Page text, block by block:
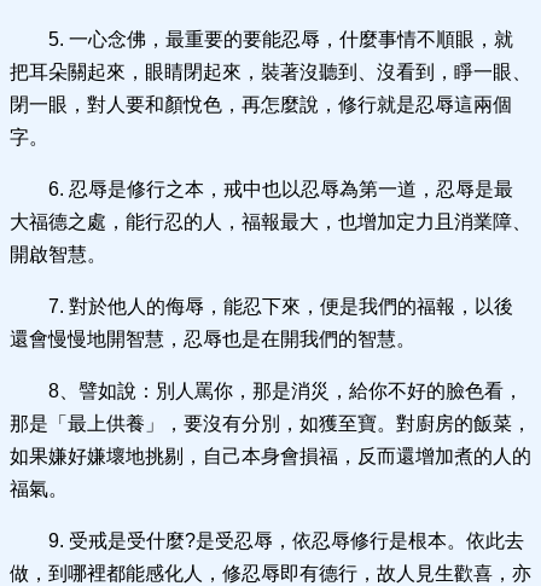
5. 一心念佛，最重要的要能忍辱，什麼事情不順眼，就
把耳朵關起來，眼睛閉起來，裝著沒聽到、沒看到，睜一眼、
閉一眼，對人要和顏悅色，再怎麼說，修行就是忍辱這兩個
字。
6. 忍辱是修行之本，戒中也以忍辱為第一道，忍辱是最
大福德之處，能行忍的人，福報最大，也增加定力且消業障、
開啟智慧。
7. 對於他人的侮辱，能忍下來，便是我們的福報，以後
還會慢慢地開智慧，忍辱也是在開我們的智慧。
8、譬如說：別人罵你，那是消災，給你不好的臉色看，
那是「最上供養」，要沒有分別，如獲至寶。對廚房的飯菜，
如果嫌好嫌壞地挑剔，自己本身會損福，反而還增加煮的人的
福氣。
9. 受戒是受什麼?是受忍辱，依忍辱修行是根本。依此去
做，到哪裡都能感化人，修忍辱即有德行，故人見生歡喜，亦